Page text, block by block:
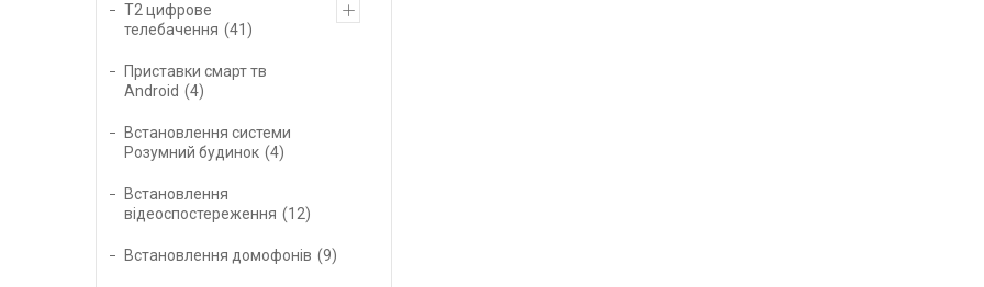
Т2 цифрове
телебачення
41
Приставки смарт тв
Android
4
Встановлення системи
Розумний будинок
4
Встановлення
відеоспостереження
12
Встановлення домофонів 9